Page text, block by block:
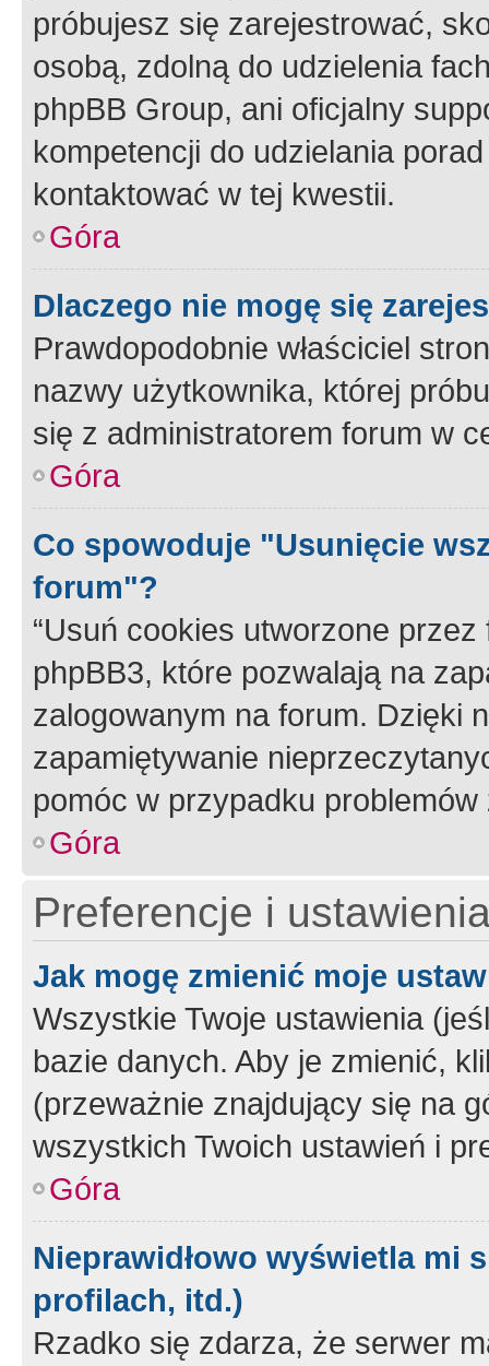
próbujesz się zarejestrować,
osobą, zdolną do udzielenia
phpBB Group, ani oficjalny
kompetencji do udzielania
kontaktować w tej kwestii.
Góra
Dlaczego nie mogę się
Prawdopodobnie właściciel
nazwy użytkownika, której
się z administratorem forum w
Góra
Co spowoduje "Usunięcie
forum"?
“Usuń cookies utworzone
phpBB3, które pozwalają na
zalogowanym na forum. Dzięki
zapamiętywanie
pomóc w przypadku
Góra
Preferencje i
Jak mogę zmienić moje
Wszystkie Twoje ustawienia
bazie danych. Aby je zmienić,
(przeważnie znajdujący się na
wszystkich Twoich ustawień i
Góra
Nieprawidłowo wyświetla mi
profilach, itd.)
Rzadko się zdarza, że serwer